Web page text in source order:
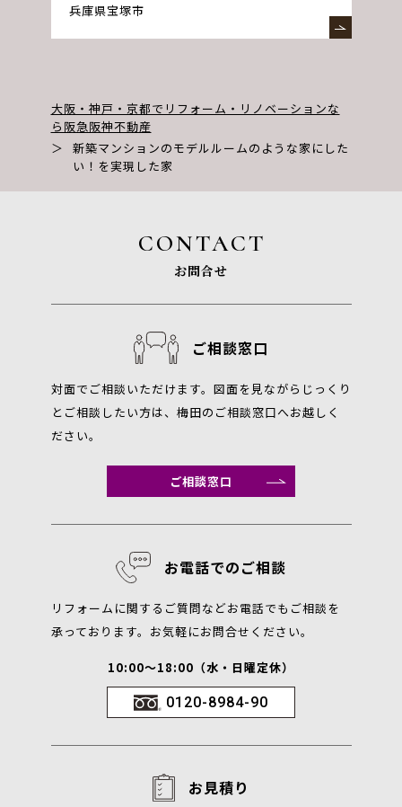
兵庫県宝塚市
大阪・神戸・京都でリフォーム・リノベーションな
ら阪急阪神不動産
＞
新築マンションのモデルルームのような家にした
い！を実現した家
CONTACT
お問合せ
ご相談窓口
対面でご相談いただけます。図面を見ながらじっくり
とご相談したい方は、梅田のご相談窓口へお越しく
ださい。
ご相談窓口
お電話でのご相談
リフォームに関するご質問などお電話でもご相談を
承っております。お気軽にお問合せください。
10:00～18:00（水・日曜定休）
0120-8984-90
お見積り